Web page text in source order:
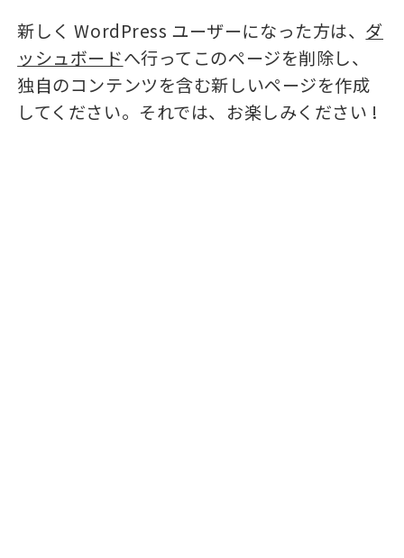
新しく WordPress ユーザーになった方は、 ダ
ッシュボードへ行ってこのページを削除し、
独自のコンテンツを含む新しいページを作成
してください。それでは、お楽しみください !